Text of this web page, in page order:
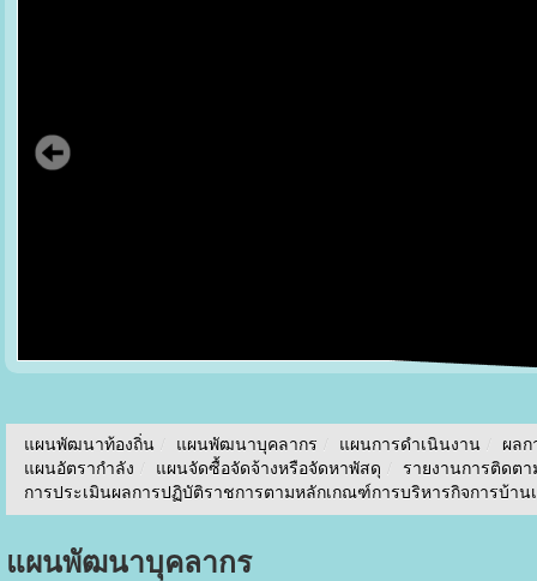
แผนพัฒนาท้องถิ่น / แผนพัฒนาบุคลากร / แผนการดำเนินงาน /
ผลก
แผนอัตรากำลัง / แผนจัดซื้อจัดจ้างหรือจัดหาพัสดุ / รายงานการติดต
การประเมินผลการปฏิบัติราชการตามหลักเกณฑ์การบริหารกิจการบ้าน
แผนพัฒนาบุคลากร